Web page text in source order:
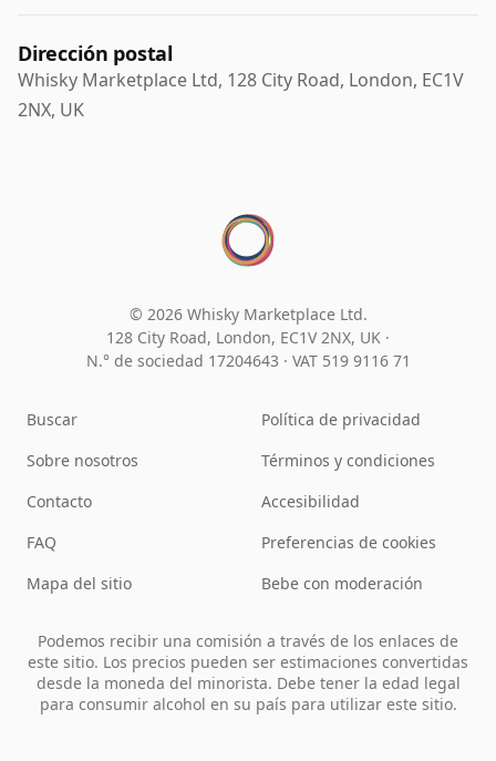
Dirección postal
Whisky Marketplace Ltd, 128 City Road, London, EC1V
2NX, UK
© 2026 Whisky Marketplace Ltd.
128 City Road, London, EC1V 2NX, UK ·
N.° de sociedad 17204643 · VAT 519 9116 71
Buscar
Sobre nosotros
Contacto
FAQ
Mapa del sitio
Política de privacidad
Términos y condiciones
Accesibilidad
Preferencias de cookies
Bebe con moderación
Podemos recibir una comisión a través de los enlaces de
este sitio. Los precios pueden ser estimaciones convertidas
desde la moneda del minorista. Debe tener la edad legal
para consumir alcohol en su país para utilizar este sitio.